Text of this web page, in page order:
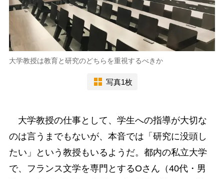
大学教授は教育と研究のどちらを重視するべきか
写真1枚
大学教授の仕事として、学生への指導が大切な
のは言うまでもないが、本音では「研究に没頭し
たい」という教授もいるようだ。都内の私立大学
で、フランス文学を専門とするOさん（40代・男